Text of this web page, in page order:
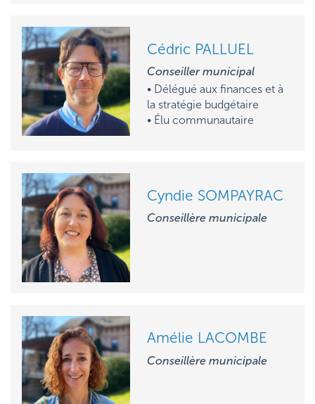
Cédric PALLUEL
Conseiller municipal
• Délégué aux finances et à
la stratégie budgétaire
• Élu communautaire
Cyndie SOMPAYRAC
Conseillère municipale
Amélie LACOMBE
Conseillère municipale